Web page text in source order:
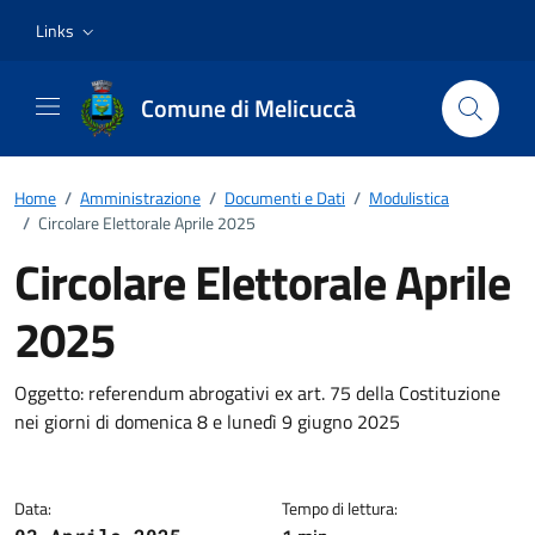
Links
Comune di Melicuccà
Home / Amministrazione / Documenti e Dati / Modulistica
/ Circolare Elettorale Aprile 2025
Circolare Elettorale Aprile
2025
Dettagli del documento
Oggetto: referendum abrogativi ex art. 75 della Costituzione
nei giorni di domenica 8 e lunedì 9 giugno 2025
Data:
Tempo di lettura: